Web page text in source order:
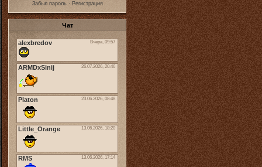
Забыл пароль· Регистрация
Чат